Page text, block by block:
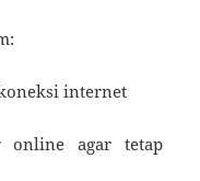
internet
online agar tetap